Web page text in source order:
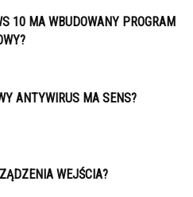
10 MA WBUDOWANY PROGRAM
ANTYWIRUS MA SENS?
WEJŚCIA?